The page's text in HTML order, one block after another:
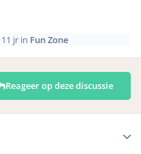
11 jr in Fun Zone
Reageer op deze discussie